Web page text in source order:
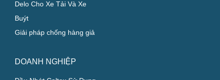
Dầu Havoline cho Xe Máy
Delo Cho Xe Tải Và Xe
Giải pháp chống hàng giả